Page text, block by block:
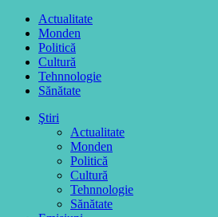
Actualitate
Monden
Politică
Cultură
Tehnnologie
Sănătate
Ştiri
Actualitate
Monden
Politică
Cultură
Tehnnologie
Sănătate